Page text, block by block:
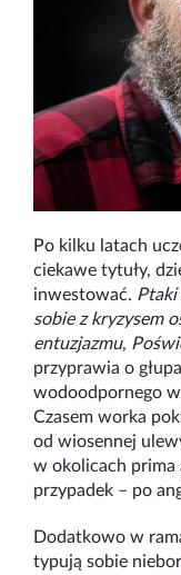
Po kilku latach
ciekawe tytuły,
inwestować.
sobie z kryzysem
entuzjazmu,
przyprawia o
wodoodpornego
Czasem worka
od wiosennej
w okolicach prima
przypadek – po
Dodatkowo w
typują sobie